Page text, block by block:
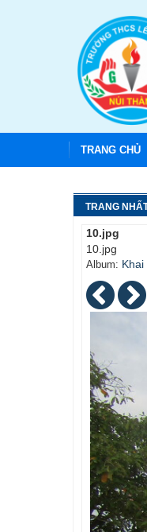
TRANG CHỦ
TRANG
10.jpg
10.jpg
Album: